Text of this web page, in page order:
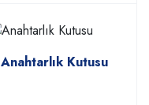
Anahtarlık Kutusu